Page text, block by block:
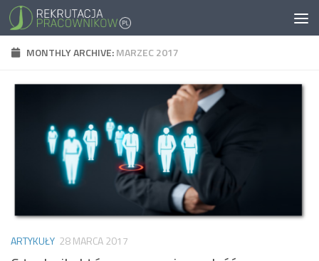
MONTHLY ARCHIVE:MARZEC 2017
ARTYKUŁY 28 MARCA 2017